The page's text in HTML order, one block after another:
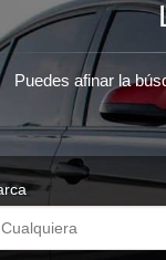
Puedes afinar la